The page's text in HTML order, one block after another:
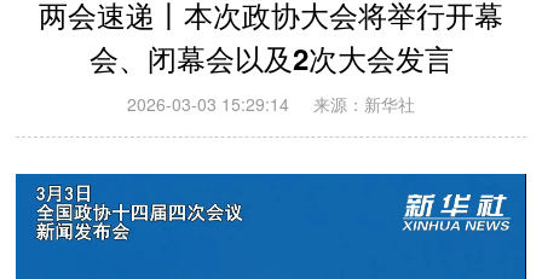
两会速递丨本次政协大会将举行开幕
会、闭幕会以及2次大会发言
2026-03-03 15:29:14 来源：新华社